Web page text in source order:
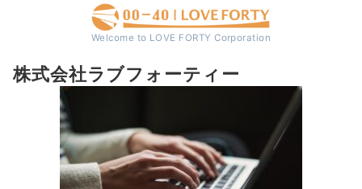
Welcome to LOVE FORTY Corporation
株式会社ラブフォーティー